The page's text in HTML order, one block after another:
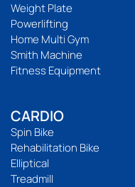
Weight Plate
Powerlifting
Home Multi Gym
Smith Machine
Fitness Equipment
CARDIO
Spin Bike
Rehabilitation Bike
Elliptical
Treadmill